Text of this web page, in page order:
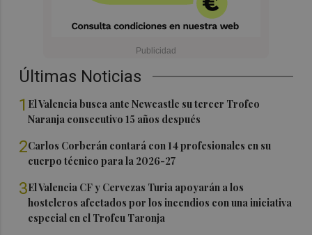
Últimas Noticias
1 El Valencia busca ante Newcastle su tercer Trofeo
Naranja consecutivo 15 años después
2Carlos Corberán contará con 14 profesionales en su
cuerpo técnico para la 2026-27
3El Valencia CF y Cervezas Turia apoyarán a los
hosteleros afectados por los incendios con una iniciativa
especial en el Trofeu Taronja